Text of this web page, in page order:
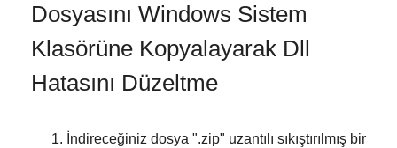
Dosyasını Windows Sistem
Klasörüne Kopyalayarak Dll
Hatasını Düzeltme
İndireceğiniz dosya ".zip" uzantılı sıkıştırılmış bir